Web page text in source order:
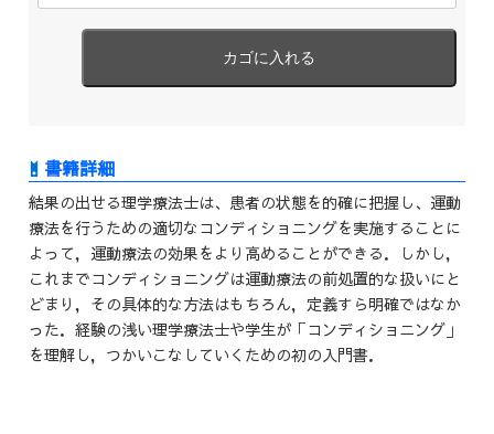
結果の出せる理学療法士は、患者の状態を的確に把握し、運動
療法を行うための適切なコンディショニングを実施することに
よって，運動療法の効果をより高めることができる．しかし，
これまでコンディショニングは運動療法の前処置的な扱いにと
どまり，その具体的な方法はもちろん，定義すら明確ではなか
った．経験の浅い理学療法士や学生が「コンディショニング」
を理解し，つかいこなしていくための初の入門書．